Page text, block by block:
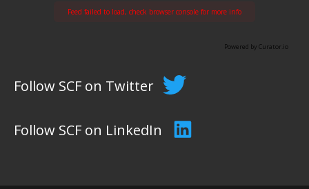
Feed failed to load, check browser console for more info
Powered by Curator.io
Follow SCF on Twitter
Follow SCF on LinkedIn